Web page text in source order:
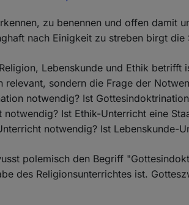
zu benennen und offen damit
nach Einigkeit zu streben birgt die
Lebenskunde und Ethik betrifft
relevant, sondern die Frage der
notwendig? Ist
notwendig? Ist Ethik-Unterricht eine
notwendig? Ist Lebenskunde-
polemisch den Begriff
des Religionsunterrichtes ist.